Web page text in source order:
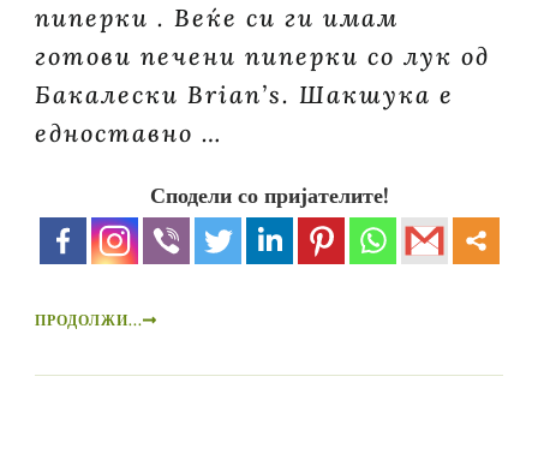
пиперки . Веќе си ги имам
готови печени пиперки со лук од
Бакалески Brian’s. Шакшука е
едноставно …
Сподели со пријателите!
ПРОДОЛЖИ...